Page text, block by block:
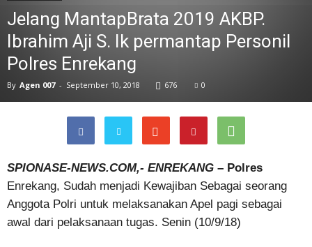
Jelang MantapBrata 2019 AKBP.
Ibrahim Aji S. Ik permantap Personil
Polres Enrekang
By Agen 007 - September 10, 2018 676 0
SPIONASE-NEWS.COM,- ENREKANG – Polres
Enrekang, Sudah menjadi Kewajiban Sebagai seorang
Anggota Polri untuk melaksanakan Apel pagi sebagai
awal dari pelaksanaan tugas. Senin (10/9/18)